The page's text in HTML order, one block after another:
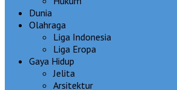
Dunia
Olahraga
Liga Indonesia
Liga Eropa
Gaya Hidup
Jelita
Arsitektur